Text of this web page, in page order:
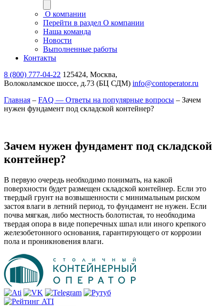
О компании
Перейти в раздел О компании
Наша команда
Новости
Выполненные работы
Контакты
8 (800) 777-04-22 125424, Москва,
Волоколамское шоссе, д.73 (БЦ СДМ) info@contoperator.ru
Главная – FAQ — Ответы на популярные вопросы – Зачем
нужен фундамент под складской контейнер?
Зачем нужен фундамент под складской
контейнер?
В первую очередь необходимо понимать, на какой
поверхности будет размещен складской контейнер. Если это
твердый грунт на возвышенности с минимальным риском
застоя влаги в летний период, то фундамент не нужен. Если
почва мягкая, либо местность болотистая, то необходима
твердая опора в виде поперечных шпал или иного крепкого
железобетонного основания, гарантирующего от коррозии
пола и проникновения влаги.